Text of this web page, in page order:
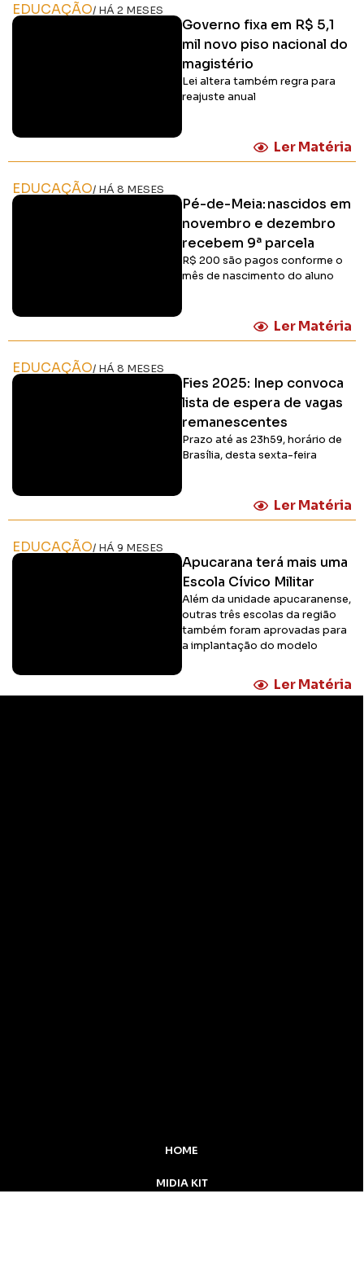
EDUCAÇÃO/ HÁ 2 MESES
Governo fixa em R$ 5,1
mil novo piso nacional do
magistério
Lei altera também regra para
reajuste anual
Ler Matéria
EDUCAÇÃO/ HÁ 8 MESES
Pé-de-Meia: nascidos em
novembro e dezembro
recebem 9ª parcela
R$ 200 são pagos conforme o
mês de nascimento do aluno
Ler Matéria
EDUCAÇÃO/ HÁ 8 MESES
Fies 2025: Inep convoca
lista de espera de vagas
remanescentes
Prazo até as 23h59, horário de
Brasília, desta sexta-feira
Ler Matéria
EDUCAÇÃO/ HÁ 9 MESES
Apucarana terá mais uma
Escola Cívico Militar
Além da unidade apucaranense,
outras três escolas da região
também foram aprovadas para
a implantação do modelo
Ler Matéria
HOME
MIDIA KIT